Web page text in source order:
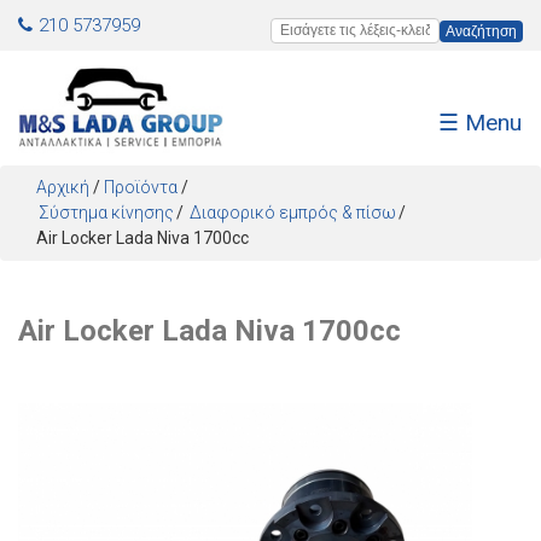
Jump to navigation
210 5737959 Εισάγετε τις λέξεις-κλειδιά
☰ Menu
Αρχική / Προϊόντα /
Σύστημα κίνησης
Διαφορικό εμπρός & πίσω
Air Locker Lada Niva 1700cc
Air Locker Lada Niva 1700cc